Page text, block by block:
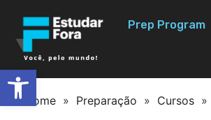
Prep Program
Home » Preparação » Cursos »
Abrir a barra de ferramentas